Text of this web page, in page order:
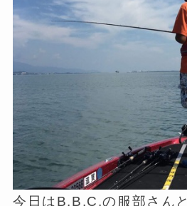
今日はB.B.C.の服部さんと